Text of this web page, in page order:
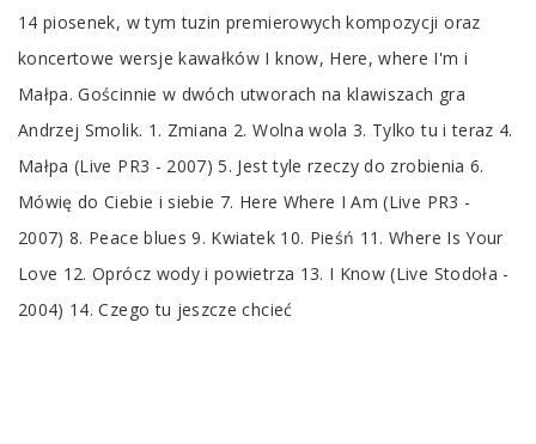
14 piosenek, w tym tuzin premierowych kompozycji oraz
koncertowe wersje kawałków I know, Here, where I'm i
Małpa. Gościnnie w dwóch utworach na klawiszach gra
Andrzej Smolik. 1. Zmiana 2. Wolna wola 3. Tylko tu i teraz 4.
Małpa (Live PR3 - 2007) 5. Jest tyle rzeczy do zrobienia 6.
Mówię do Ciebie i siebie 7. Here Where I Am (Live PR3 -
2007) 8. Peace blues 9. Kwiatek 10. Pieśń 11. Where Is Your
Love 12. Oprócz wody i powietrza 13. I Know (Live Stodoła -
2004) 14. Czego tu jeszcze chcieć